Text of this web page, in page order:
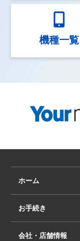
ただいたサービ
す。料金表や
は、別に記さ
ます。
4.2. 当社は、
があります。
料の支払い請
まで留保され
場合は、直ち
ます。お客様
を怠ったことに
機種一覧
ホーム
お手続き
会社・店舗情報